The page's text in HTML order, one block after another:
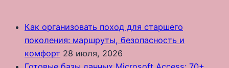
Как организовать поход для старшего
поколения: маршруты, безопасность и
комфорт 28 июля, 2026